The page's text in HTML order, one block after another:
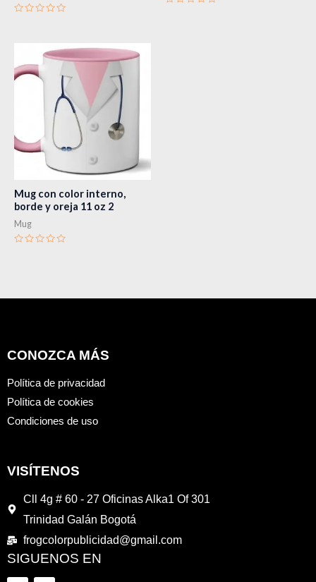
Mug con color interno,
borde y oreja 11 oz 2
Mug
VISÍTENOS
Cll 4g # 60 - 27 Oficinas Alka1 Of 301
Trinidad Galán Bogotá
frogcolorpublicidad@gmail.com
SIGUENOS EN
CONOZCA MÁS
Política de privacidad
Política de cookies
Condiciones de uso